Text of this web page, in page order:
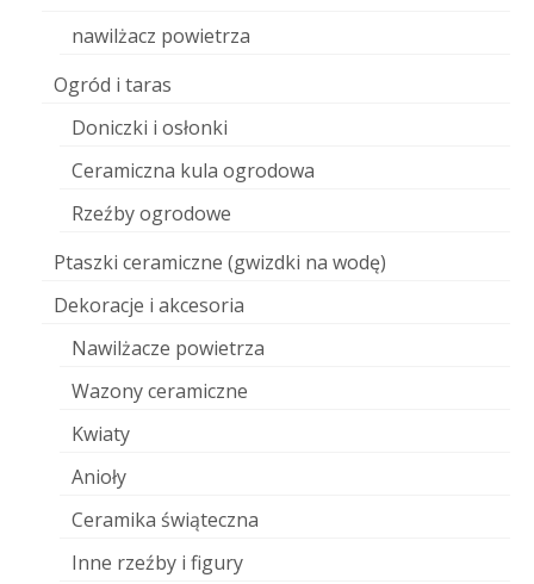
nawilżacz powietrza
Ogród i taras
Doniczki i osłonki
Ceramiczna kula ogrodowa
Rzeźby ogrodowe
Ptaszki ceramiczne (gwizdki na wodę)
Dekoracje i akcesoria
Nawilżacze powietrza
Wazony ceramiczne
Kwiaty
Anioły
Ceramika świąteczna
Inne rzeźby i figury